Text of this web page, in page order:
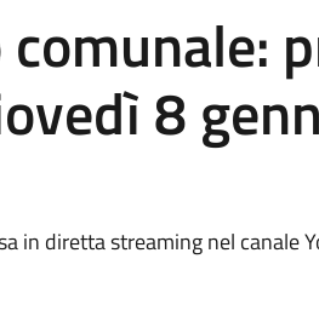
8
in diretta streaming nel canale